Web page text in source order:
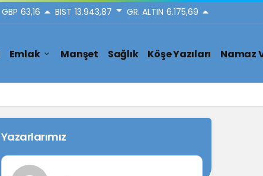
GBP 63,16 BIST 13.943,87 GR. ALTIN 6.175,69
Emlak Manşet Sağlık Köşe Yazıları Namaz
Yazarlarımız